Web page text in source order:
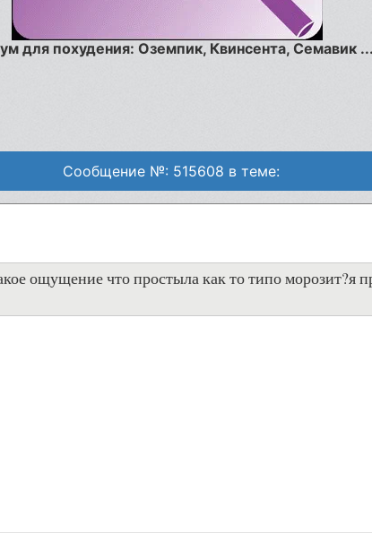
для похудения: Оземпик, Квинсента, Семавик
Сообщение №: 515608 в теме:
ощущение что простыла как то типо морозит?я